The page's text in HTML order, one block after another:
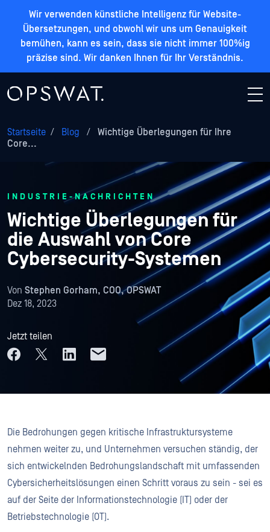
Wir verwenden künstliche Intelligenz für Website-
Übersetzungen, und obwohl wir uns um Genauigkeit
bemühen, kann es sein, dass sie nicht immer 100%ig
präzise sind. Wir danken Ihnen für Ihr Verständnis.
Startseite / Blog /
Wichtige Überlegungen für Ihre
Core...
INDUSTRIE-NACHRICHTEN
Wichtige Überlegungen für
die Auswahl von Core
Cybersecurity-Systemen
Von Stephen Gorham, COO, OPSWAT
Dez 18, 2023
Jetzt teilen
Die Bedrohungen gegen kritische Infrastruktursysteme
nehmen weiter zu, und Unternehmen versuchen ständig, der
sich entwickelnden Bedrohungslandschaft mit umfassenden
Cybersicherheitslösungen einen Schritt voraus zu sein - sei es
auf der Seite der Informationstechnologie (IT) oder der
Betriebstechnologie (OT).